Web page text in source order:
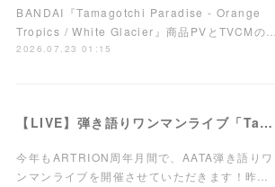
BANDAI『Tamagotchi Paradise - Orange
Tropics / White Glacier』商品PVとTVCMの…
2026.07.23 01:15
【LIVE】弾き語りワンマンライブ「Take it easy!」7/15(水)西荻窪ARTRIONにて開催！
今年もARTRION周年月間で、AATA弾き語りワ
ンマンライブを開催させていただきます！昨…